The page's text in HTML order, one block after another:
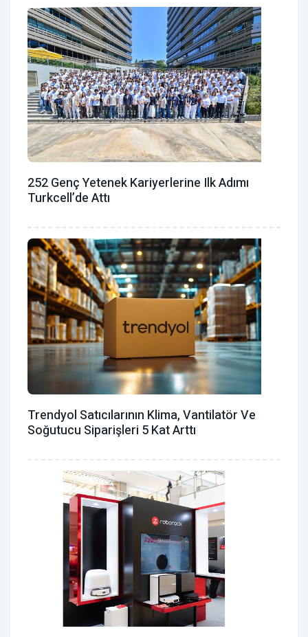
252 Genç Yetenek Kariyerlerine Ilk Adımı
Turkcell’de Attı
Trendyol Satıcılarının Klima, Vantilatör ‎ve
Soğutucu Siparişleri 5 Kat Arttı